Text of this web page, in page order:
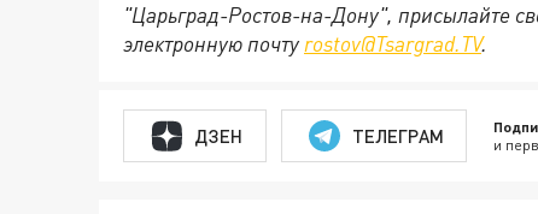
"Царьград-Ростов-на-Дону", присылайте
электронную почту rostov@Tsargrad.ТV.
ДЗЕН ТЕЛЕГРАМ и